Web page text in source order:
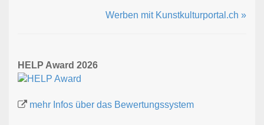
Werben mit Kunstkulturportal.ch »
HELP Award 2026
mehr Infos über das Bewertungssystem